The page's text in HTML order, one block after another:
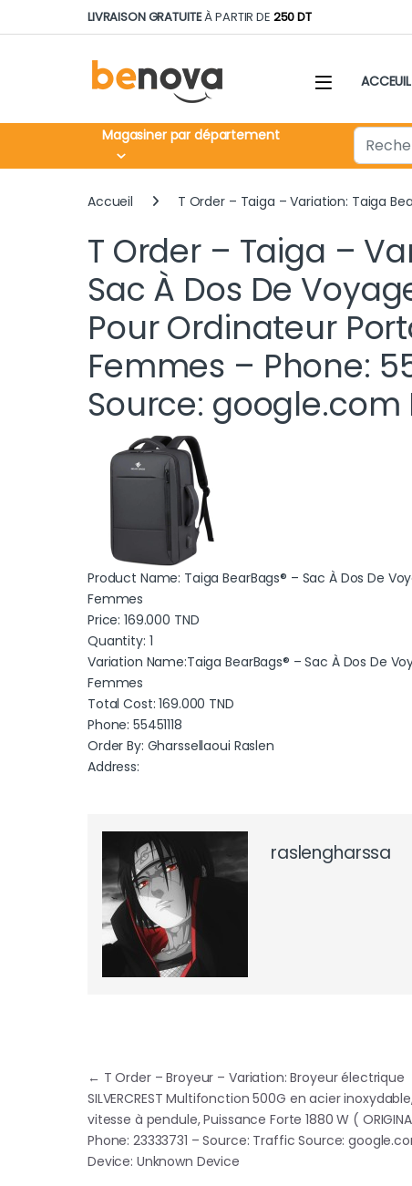
Skip to navigation
Skip to contentLIVRAISON GRATUITEÀ PARTIR DE 250 DT
ACCEUIL
Magasiner par département Search for:
Accueil T Order – Taiga – Variation: Taiga
T Order – Taiga –
Sac À Dos De
Pour Ordinateur
Femmes – Phone:
Source:
Product Name: Taiga BearBags® – Sac À Dos De
Femmes
Price:169.000 TND
Quantity: 1
Variation Name:Taiga BearBags® – Sac À Dos De
Femmes
Total Cost:169.000 TND
Phone: 55451118
Order By: Gharssellaoui Raslen
Address:
raslengharssa
Navigation de l’article
← T Order – Broyeur – Variation: Broyeur électrique
SILVERCREST Multifonction 500G en acier
vitesse à pendule, Puissance Forte 1880 W (
Phone: 23333731 – Source: Traffic Source:
Device: Unknown Device